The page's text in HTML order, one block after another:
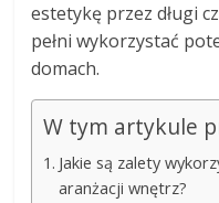
estetykę przez długi
pełni wykorzystać
domach.
W tym artykule
Jakie są zalety
aranżacji wnętrz?